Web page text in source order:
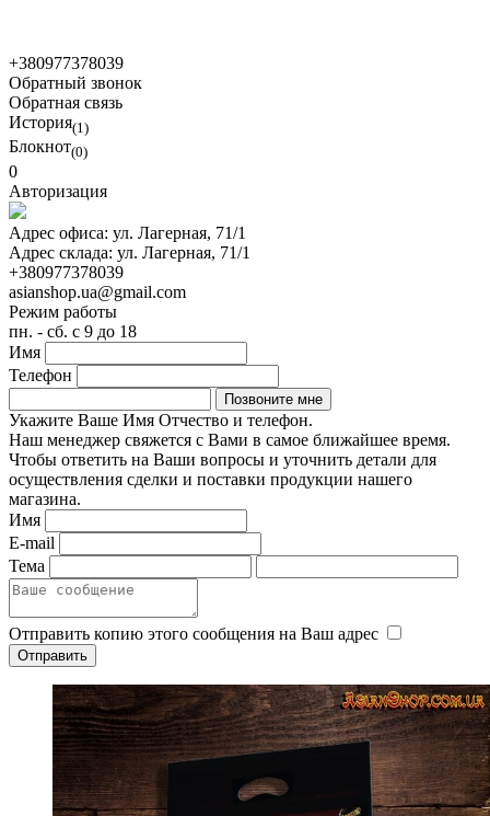
+380977378039
Обратный звонок
Обратная связь
История(1)
Блокнот(0)
0
Авторизация
Адрес офиса: ул. Лагерная, 71/1
Адрес склада: ул. Лагерная, 71/1
+380977378039
asianshop.ua@gmail.com
Режим работы
пн. - сб. с 9 до 18
Имя
Телефон
Укажите Ваше Имя Отчество и телефон.
Наш менеджер свяжется с Вами в самое ближайшее время.
Чтобы ответить на Ваши вопросы и уточнить детали для
осуществления сделки и поставки продукции нашего
магазина.
Имя
E-mail
Тема
Отправить копию этого сообщения на Ваш адрес